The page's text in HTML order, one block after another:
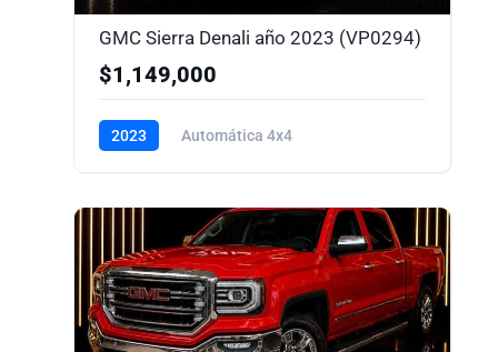
GMC Sierra Denali año 2023 (VP0294)
$1,149,000
2023 Automática 4x4